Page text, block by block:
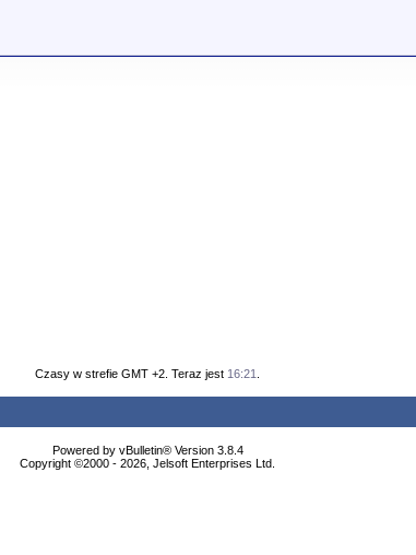
Czasy w strefie GMT +2. Teraz jest 16:21
Powered by vBulletin® Version 3.8.4
Copyright ©2000 - 2026, Jelsoft Enterprises Ltd.